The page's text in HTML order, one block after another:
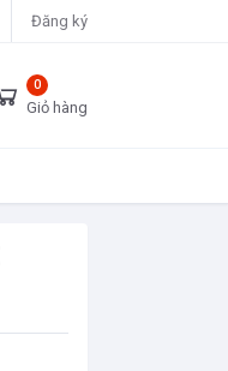
Đăng ký
0
Giỏ hàng